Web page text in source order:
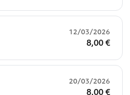
12/03/2026
8,00 €
20/03/2026
8,00 €